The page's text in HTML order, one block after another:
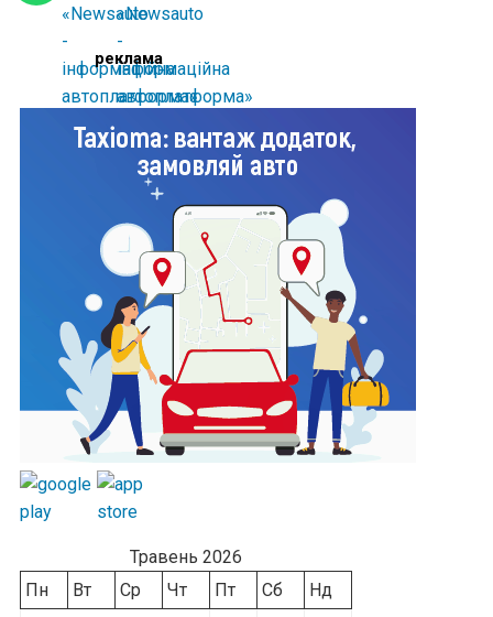
реклама
Травень 2026
Пн
Вт Ср Чт Пт Сб Нд